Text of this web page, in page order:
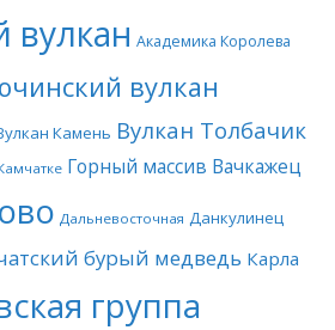
вулкан Академика Королева
вулкан
Камень Вулкан Толбачик
Горный массив Вачкажец
Дальневосточная Данкулинец
бурый медведь Карла
группа